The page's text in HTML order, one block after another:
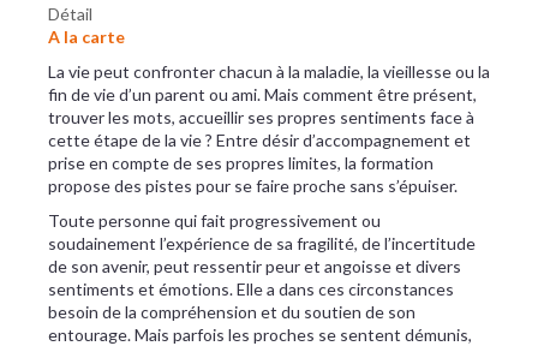
Détail
A la carte
La vie peut confronter chacun à la maladie, la vieillesse ou la
fin de vie d’un parent ou ami. Mais comment être présent,
trouver les mots, accueillir ses propres sentiments face à
cette étape de la vie ? Entre désir d’accompagnement et
prise en compte de ses propres limites, la formation
propose des pistes pour se faire proche sans s’épuiser.
Toute personne qui fait progressivement ou
soudainement l’expérience de sa fragilité, de l’incertitude
de son avenir, peut ressentir peur et angoisse et divers
sentiments et émotions. Elle a dans ces circonstances
besoin de la compréhension et du soutien de son
entourage. Mais parfois les proches se sentent démunis,